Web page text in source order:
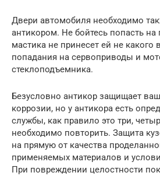
Двери автомобиля необходимо
антикором. Не бойтесь попасть на
мастика не принесет ей не какого
попадания на сервоприводы и
стеклоподъемника.
Безусловно антикор защищает
коррозии, но у антикора есть
службы, как правило это три,
необходимо повторить. Защита
на прямую от качества
применяемых материалов и
При повреждении целостности